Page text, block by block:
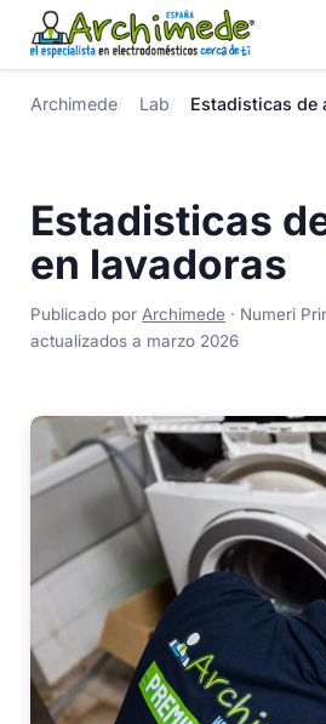
Archimede Lab Estadisticas de
Estadisticas
en lavadoras
Publicado porArchimede · Numeri
actualizados a marzo 2026